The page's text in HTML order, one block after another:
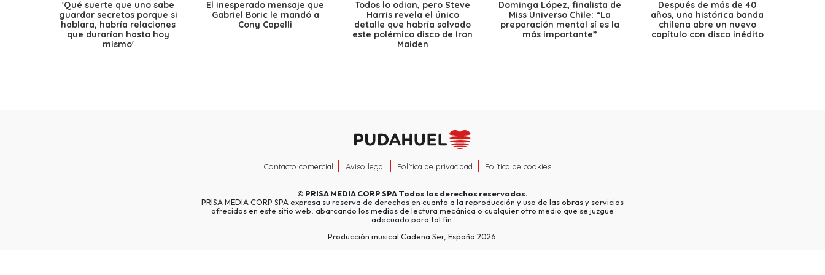
'Qué suerte que uno sabe
guardar secretos porque si
hablara, habría relaciones
que durarían hasta hoy
mismo'
El inesperado mensaje que
Gabriel Boric le mandó a
Cony Capelli
Todos lo odian, pero Steve
Harris revela el único
detalle que habría salvado
este polémico disco de Iron
Maiden
Dominga López, finalista de
Miss Universo Chile: “La
preparación mental sí es la
más importante”
Después de más de 40
años, una histórica banda
chilena abre un nuevo
capítulo con disco inédito
Contacto comercial Aviso legal Política de privacidad Política de cookies
© PRISA MEDIA CORP SPATodos los derechos reservados.
PRISA MEDIA CORP SPA expresa su reserva de derechos en cuanto a la reproducción y uso de las obras y servicios
ofrecidos en este sitio web, abarcando los medios de lectura mecánica o cualquier otro medio que se juzgue
adecuado para tal fin.
Producción musical Cadena Ser, España 2026.